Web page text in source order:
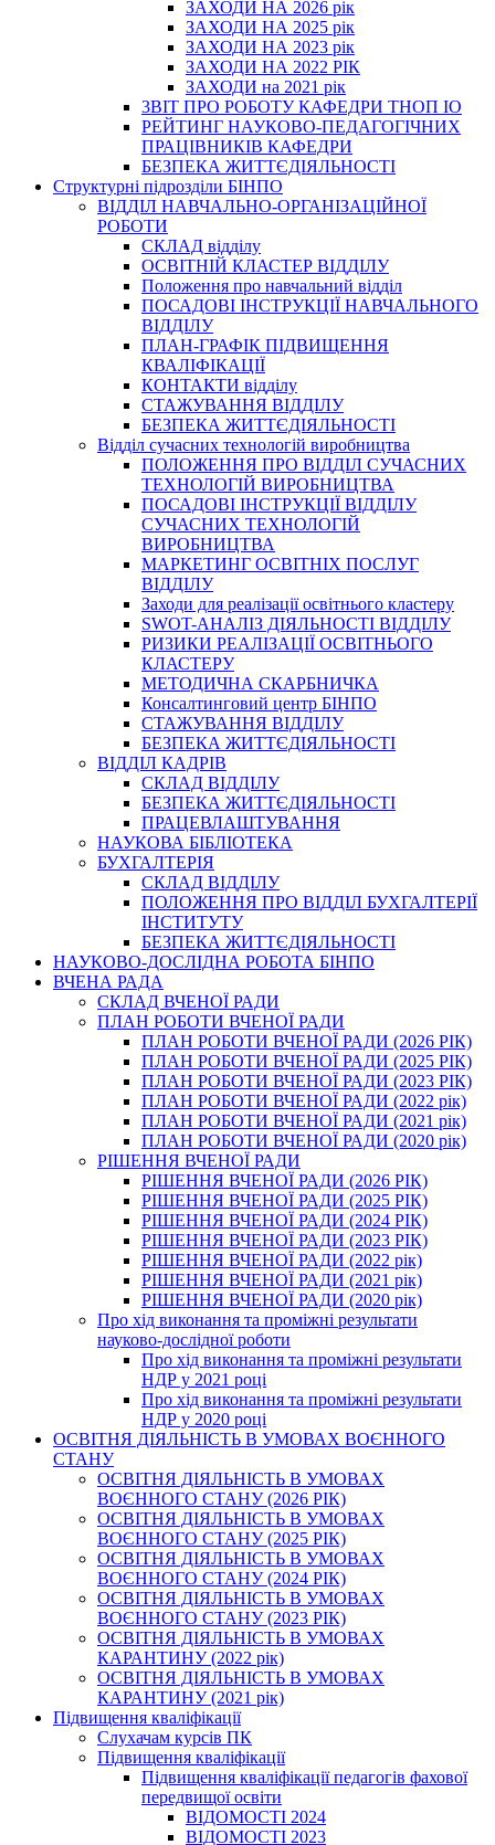
ЗАХОДИ НА 2026 рік
ЗАХОДИ НА 2025 рік
ЗАХОДИ НА 2023 рік
ЗАХОДИ НА 2022 РІК
ЗАХОДИ на 2021 рік
3BIT ПРО РОБОТУ КАФЕДРИ ТНОП ІО
РЕЙТИНГ НАУКОВО-ПЕДАГОГІЧНИХ
ПРАЦІВНИКІВ КАФЕДРИ
БЕЗПЕКА ЖИТТЄДІЯЛЬНОСТІ
Структурні підрозділи БІНПО
ВІДДІЛ НАВЧАЛЬНО-ОРГАНІЗАЦІЙНОЇ
РОБОТИ
СКЛАД відділу
ОСВІТНІЙ КЛАСТЕР ВІДДІЛУ
Положення про навчальний вiддiл
ПОСАДОВІ ІНСТРУКЦІЇ НАВЧАЛЬНОГО
ВІДДІЛУ
ПЛАН-ГРАФІК ПІДВИЩЕННЯ
КВАЛІФІКАЦІЇ
КОНТАКТИ відділу
СТАЖУВАННЯ ВІДДІЛУ
БЕЗПЕКА ЖИТТЄДІЯЛЬНОСТІ
Відділ сучасних технологій виробництва
ПОЛОЖЕННЯ ПРО ВІДДІЛ СУЧАСНИХ
ТЕХНОЛОГІЙ ВИРОБНИЦТВА
ПОСАДОВІ ІНСТРУКЦІЇ ВІДДІЛУ
СУЧАСНИХ ТЕХНОЛОГІЙ
ВИРОБНИЦТВА
МАРКЕТИНГ ОСВІТНІХ ПОСЛУГ
ВІДДІЛУ
Заходи для реалізації освітнього кластеру
SWOT-АНАЛІЗ ДІЯЛЬНОСТІ ВІДДІЛУ
РИЗИКИ РЕАЛІЗАЦІЇ ОСВІТНЬОГО
КЛАСТЕРУ
МЕТОДИЧНА СКАРБНИЧКА
Консалтинговий центр БІНПО
СТАЖУВАННЯ ВІДДІЛУ
БЕЗПЕКА ЖИТТЄДІЯЛЬНОСТІ
ВІДДІЛ КАДРІВ
СКЛАД ВІДДІЛУ
БЕЗПЕКА ЖИТТЄДІЯЛЬНОСТІ
ПРАЦЕВЛАШТУВАННЯ
НАУКОВА БІБЛІОТЕКА
БУХГАЛТЕРІЯ
СКЛАД ВІДДІЛУ
ПОЛОЖЕННЯ ПРО ВІДДІЛ БУХГАЛТЕРІЇ
ІНСТИТУТУ
БЕЗПЕКА ЖИТТЄДІЯЛЬНОСТІ
НАУКОВО-ДОСЛІДНА РОБОТА БІНПО
ВЧЕНА РАДА
СКЛАД ВЧЕНОЇ РАДИ
ПЛАН РОБОТИ ВЧЕНОЇ РАДИ
ПЛАН РОБОТИ ВЧЕНОЇ РАДИ (2026 РІК)
ПЛАН РОБОТИ ВЧЕНОЇ РАДИ (2025 РІК)
ПЛАН РОБОТИ ВЧЕНОЇ РАДИ (2023 РІК)
ПЛАН РОБОТИ ВЧЕНОЇ РАДИ (2022 рік)
ПЛАН РОБОТИ ВЧЕНОЇ РАДИ (2021 рік)
ПЛАН РОБОТИ ВЧЕНОЇ РАДИ (2020 рік)
РІШЕННЯ ВЧЕНОЇ РАДИ
РІШЕННЯ ВЧЕНОЇ РАДИ (2026 РІК)
РІШЕННЯ ВЧЕНОЇ РАДИ (2025 РІК)
РІШЕННЯ ВЧЕНОЇ РАДИ (2024 РІК)
РІШЕННЯ ВЧЕНОЇ РАДИ (2023 РІК)
РІШЕННЯ ВЧЕНОЇ РАДИ (2022 рік)
РІШЕННЯ ВЧЕНОЇ РАДИ (2021 рік)
РІШЕННЯ ВЧЕНОЇ РАДИ (2020 рік)
Про хід виконання та проміжні результати
науково-дослідної роботи
Про хід виконання та проміжні результати
НДР у 2021 році
Про хід виконання та проміжні результати
НДР у 2020 році
ОСВІТНЯ ДІЯЛЬНІСТЬ В УМОВАХ ВОЄННОГО
СТАНУ
ОСВІТНЯ ДІЯЛЬНІСТЬ В УМОВАХ
ВОЄННОГО СТАНУ (2026 РІК)
ОСВІТНЯ ДІЯЛЬНІСТЬ В УМОВАХ
ВОЄННОГО СТАНУ (2025 РІК)
ОСВІТНЯ ДІЯЛЬНІСТЬ В УМОВАХ
ВОЄННОГО СТАНУ (2024 РІК)
ОСВІТНЯ ДІЯЛЬНІСТЬ В УМОВАХ
ВОЄННОГО СТАНУ (2023 РІК)
ОСВІТНЯ ДІЯЛЬНІСТЬ В УМОВАХ
КАРАНТИНУ (2022 рік)
ОСВІТНЯ ДІЯЛЬНІСТЬ В УМОВАХ
КАРАНТИНУ (2021 рік)
Підвищення кваліфікації
Слухачам курсів ПК
Підвищення кваліфікації
Підвищення кваліфікації педагогів фахової
передвищої освіти
ВІДОМОСТІ 2024
ВІДОМОСТІ 2023